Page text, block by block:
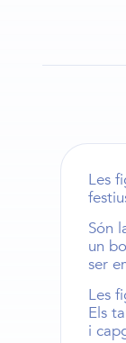
Les
Són
un
ser
Les
Els
i